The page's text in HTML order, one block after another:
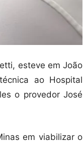
esteve em João
ao Hospital
o provedor José
em viabilizar o